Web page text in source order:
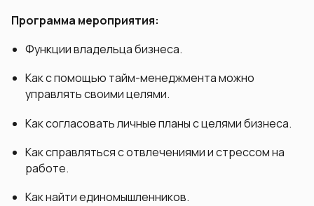
Программа мероприятия:
Функции владельца бизнеса.
Как с помощью тайм-менеджмента можно
управлять своими целями.
Как согласовать личные планы с целями бизнеса.
Как справляться с отвлечениями и стрессом на
работе.
Как найти единомышленников.